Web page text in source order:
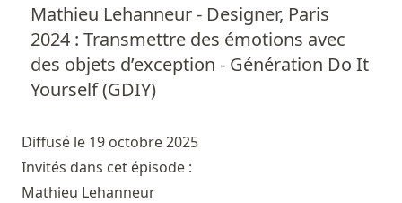
Mathieu Lehanneur - Designer, Paris
2024 : Transmettre des émotions avec
des objets d’exception - Génération Do It
Yourself (GDIY)
Diffusé le 19 octobre 2025
Invités dans cet épisode :
Mathieu Lehanneur
Personnes
Livres
Livres les plus recommandés
Prix littéraires